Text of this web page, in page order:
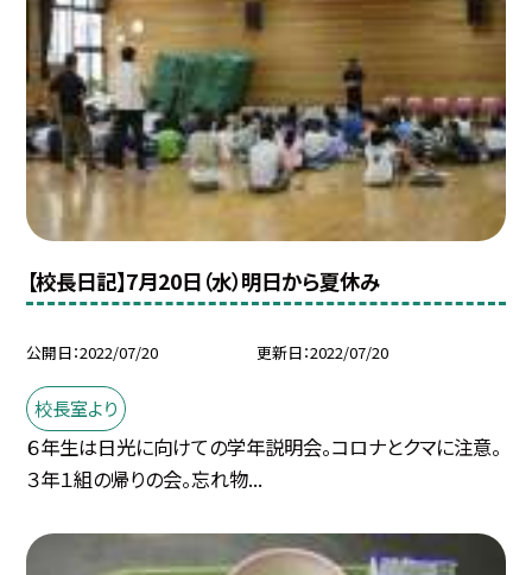
【校長日記】7月20日（水）明日から夏休み
公開日 2022/07/20 更新日 2022/07/20
校長室より
６年生は日光に向けての学年説明会。コロナとクマに注意。
３年１組の帰りの会。忘れ物...